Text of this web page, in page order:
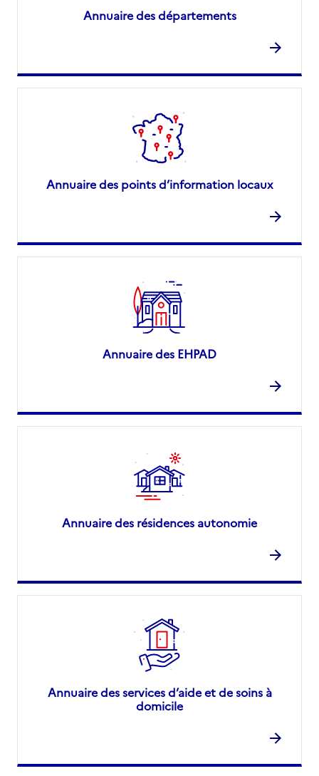
Annuaire des départements
Annuaire des points d’information locaux
Annuaire des EHPAD
Annuaire des résidences autonomie
Annuaire des services d’aide et de soins à
domicile